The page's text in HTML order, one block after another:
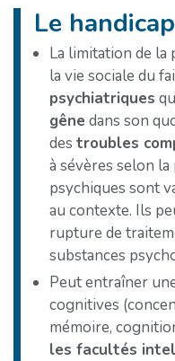
Le
La limitation de la
la vie sociale du
psychiatriques
gêne dans son
des troubles
à sévères selon
psychiques sont
au contexte. Ils
rupture de
substances
Peut entraîner
cognitives
mémoire,
les facultés